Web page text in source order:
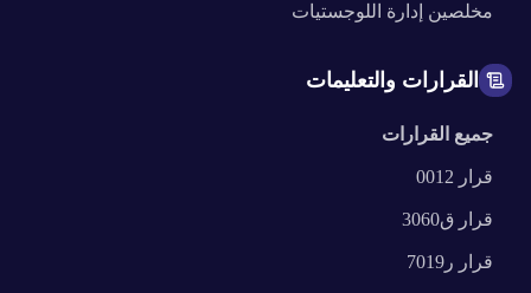
مخلصين إدارة اللوجستيات
القرارات والتعليمات
جميع القرارات
قرار 0012
قرار ق3060
قرار ر7019